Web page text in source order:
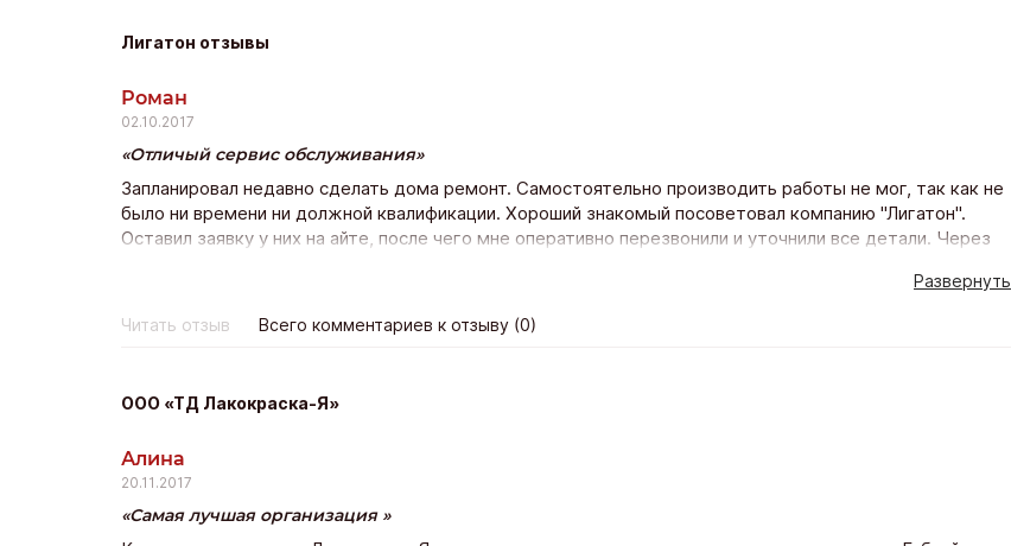
Лигатон отзывы
Роман
02.10.2017
Отличый сервис обслуживания
Запланировал недавно сделать дома ремонт. Самостоятельно производить работы не мог, так как не
было ни времени ни должной квалификации. Хороший знакомый посоветовал компанию "Лигатон".
Оставил заявку у них на айте, после чего мне оперативно перезвонили и уточнили все детали. Через
Развернуть
Читать отзыв Всего комментариев к отзыву (0)
ООО «ТД Лакокраска-Я»
Алина
20.11.2017
Самая лучшая организация